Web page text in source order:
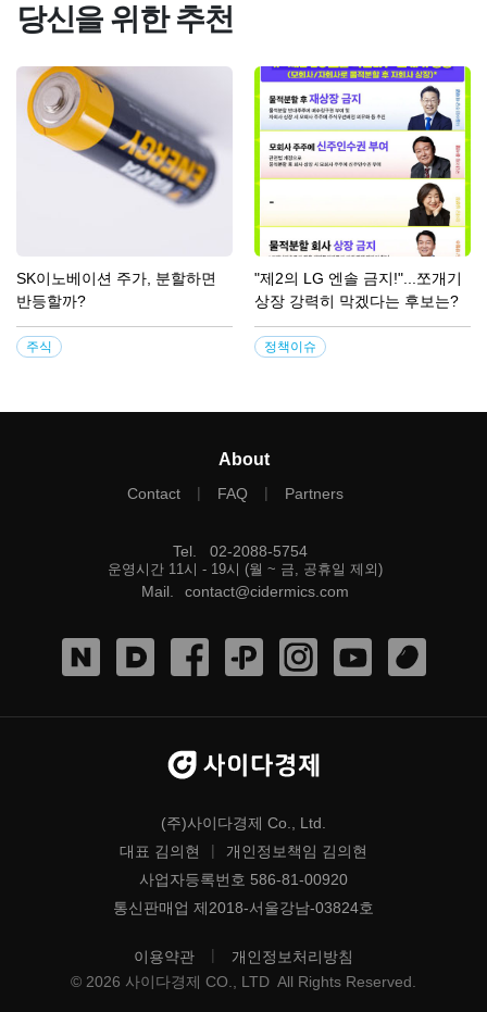
당신을 위한 추천
SK이노베이션 주가, 분할하면
반등할까?
주식
"제2의 LG 엔솔 금지!"...쪼개기
상장 강력히 막겠다는 후보는?
정책이슈
About
Contact | FAQ | Partners
Tel 02-2088-5754
운영시간 11시 - 19시 (월 ~ 금, 공휴일 제외)
Mail contact@cidermics.com
(주)사이다경제 Co., Ltd.
대표 김의현
|
개인정보책임 김의현
사업자등록번호 586-81-00920
통신판매업 제2018-서울강남-03824호
이용약관 |
개인정보처리방침
© 2026 사이다경제 CO., LTD All Rights Reserved.